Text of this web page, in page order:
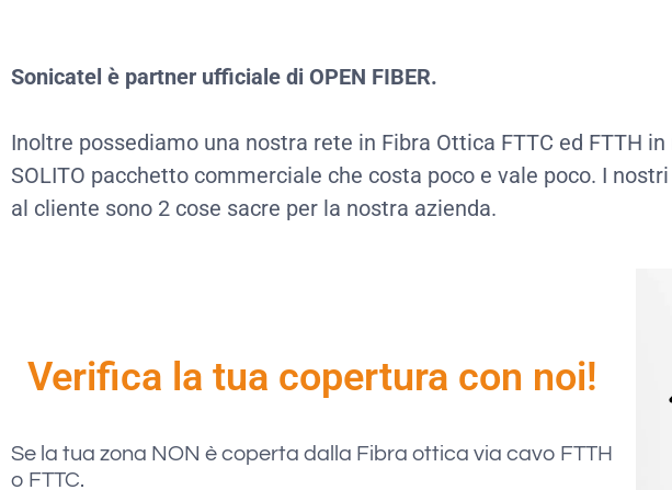
Sonicatel è partner ufficiale di OPEN FIBER.
Inoltre possediamo una nostra rete in Fibra Ottica FTTC ed FTTH
SOLITO pacchetto commerciale che costa poco e vale poco. I
al cliente sono 2 cose sacre per la nostra azienda.
Verifica la tua copertura con noi!
Se la tua zona NON è coperta dalla Fibra ottica via cavo FTTH
o FTTC.